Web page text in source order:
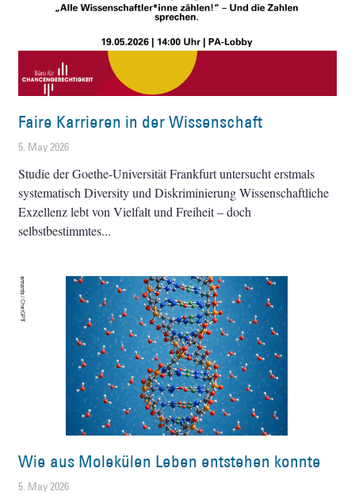
Faire Karrieren in der Wissenschaft
5. May 2026
Studie der Goethe-Universität Frankfurt untersucht erstmals
systematisch Diversity und Diskriminierung Wissenschaftliche
Exzellenz lebt von Vielfalt und Freiheit – doch
selbstbestimmtes
Wie aus Molekülen Leben entstehen konnte
5. May 2026